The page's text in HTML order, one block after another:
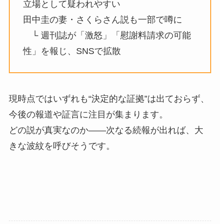
立場として疑われやすい
田中圭の妻・さくらさん説も一部で噂に
└ 週刊誌が「激怒」「慰謝料請求の可能
性」を報じ、SNSで拡散
現時点ではいずれも“決定的な証拠”は出ておらず、
今後の報道や証言に注目が集まります。
どの説が真実なのか――次なる続報が出れば、大
きな波紋を呼びそうです。